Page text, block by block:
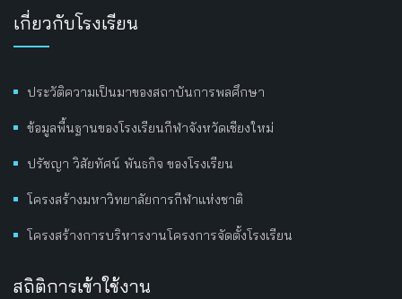
เกี่ยวกับโรงเรียน
ประวัติความเป็นมาของสถาบันการพลศึกษา
ข้อมูลพื้นฐานของโรงเรียนกีฬาจังหวัดเชียงใหม่
ปรัชญา วิสัยทัศน์ พันธกิจ ของโรงเรียน
โครงสร้างมหาวิทยาลัยการกีฬาแห่งชาติ
โครงสร้างการบริหารงานโครงการจัดตั้งโรงเรียน
สถิติการเข้าใช้งาน